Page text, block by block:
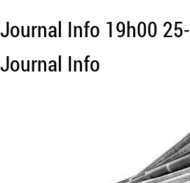
Journal Info 19h00
Journal Info